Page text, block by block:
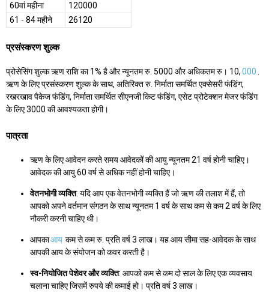
60वां महीना
120000
61 - 84 महीने
26120
प्रसंस्करण शुल्क
प्रोसेसिंग शुल्क ऋण राशि का 1% है और न्यूनतम रु. 5000 और अधिकतम रु। 10,000
ऋण के लिए प्रसंस्करण शुल्क के साथ, अतिरिक्त रु. निर्माता समर्थित एक्सेसरी फंडिंग,
रखरखाव पैकेज फंडिंग, निर्माता समर्थित सीएनजी किट फंडिंग, एसेट प्रोटेक्शन मेजर फंडिंग
के लिए 3000 की आवश्यकता होगी।
पात्रता
ऋण के लिए आवेदन करते समय आवेदकों की आयु न्यूनतम 21 वर्ष होनी चाहिए।
आवेदक की आयु 60 वर्ष से अधिक नहीं होनी चाहिए।
वेतनभोगी व्यक्ति: यदि आप एक वेतनभोगी व्यक्ति हैं जो ऋण की तलाश में हैं, तो
आपको अपने वर्तमान संगठन के साथ न्यूनतम 1 वर्ष के साथ कम से कम 2 वर्ष के लिए
नौकरी करनी चाहिए थी।
आपकाआय कम से कम रु. प्रति वर्ष 3 लाख। यह आय सीमा सह-आवेदक के साथ
आपकी आय के संयोजन को कवर करती है।
स्व-नियोजित पेशेवर और व्यक्ति: आपको कम से कम दो साल के लिए एक व्यवसाय
चलाना चाहिए जिसमें रुपये की कमाई हो। प्रति वर्ष 3 लाख।